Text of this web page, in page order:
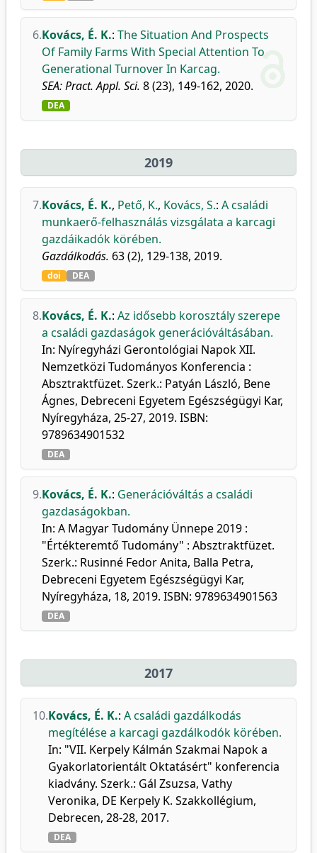
6.Kovács, É. K.: The Situation And Prospects
Of Family Farms With Special Attention To
Generational Turnover In Karcag.
SEA: Pract. Appl. Sci. 8 (23), 149-162, 2020.
DEA
2019
7.Kovács, É. K., Pető, K., Kovács, S.: A családi
munkaerő-felhasználás vizsgálata a karcagi
gazdáikadók körében.
Gazdálkodás. 63 (2), 129-138, 2019.
doi DEA
8.Kovács, É. K.: Az idősebb korosztály szerepe
a családi gazdaságok generációváltásában.
In: Nyíregyházi Gerontológiai Napok XII.
Nemzetközi Tudományos Konferencia :
Absztraktfüzet. Szerk.: Patyán László, Bene
Ágnes, Debreceni Egyetem Egészségügyi Kar,
Nyíregyháza, 25-27, 2019. ISBN:
9789634901532
DEA
9.Kovács, É. K.: Generációváltás a családi
gazdaságokban.
In: A Magyar Tudomány Ünnepe 2019 :
"Értékteremtő Tudomány" : Absztraktfüzet.
Szerk.: Rusinné Fedor Anita, Balla Petra,
Debreceni Egyetem Egészségügyi Kar,
Nyíregyháza, 18, 2019. ISBN: 9789634901563
DEA
2017
10.Kovács, É. K.: A családi gazdálkodás
megítélése a karcagi gazdálkodók körében.
In: "VII. Kerpely Kálmán Szakmai Napok a
Gyakorlatorientált Oktatásért" konferencia
kiadvány. Szerk.: Gál Zsuzsa, Vathy
Veronika, DE Kerpely K. Szakkollégium,
Debrecen, 28-28, 2017.
DEA